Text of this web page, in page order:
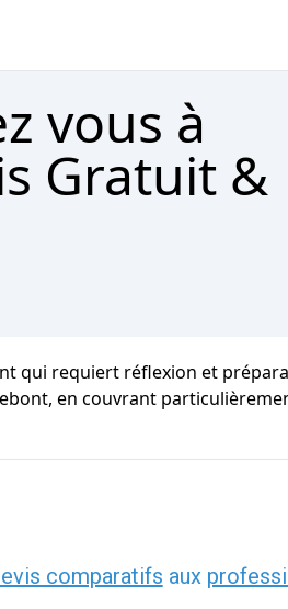
vous à
Gratuit &
qui requiert réflexion et
en couvrant
comparatifs aux